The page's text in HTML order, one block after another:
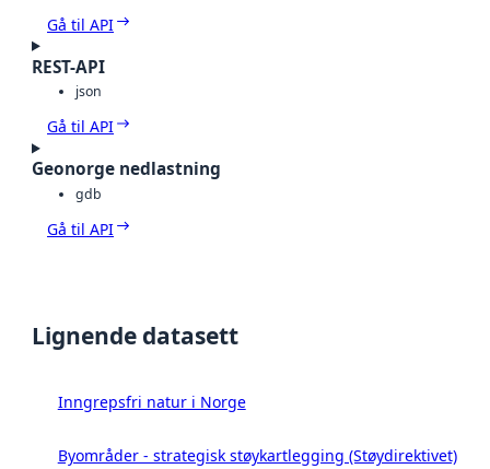
Gå til API
REST-API
json
Gå til API
Geonorge nedlastning
gdb
Gå til API
Lignende datasett
Inngrepsfri natur i Norge
Byområder - strategisk støykartlegging (Støydirektivet)